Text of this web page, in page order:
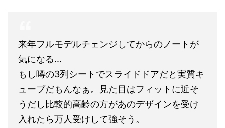
来年フルモデルチェンジしてからのノートが
気になる...
もし噂の3列シートでスライドドアだと実質キ
ューブだもんなぁ。見た目はフィットに近そ
うだし比較的高齢の方があのデザインを受け
入れたら万人受けして強そう。